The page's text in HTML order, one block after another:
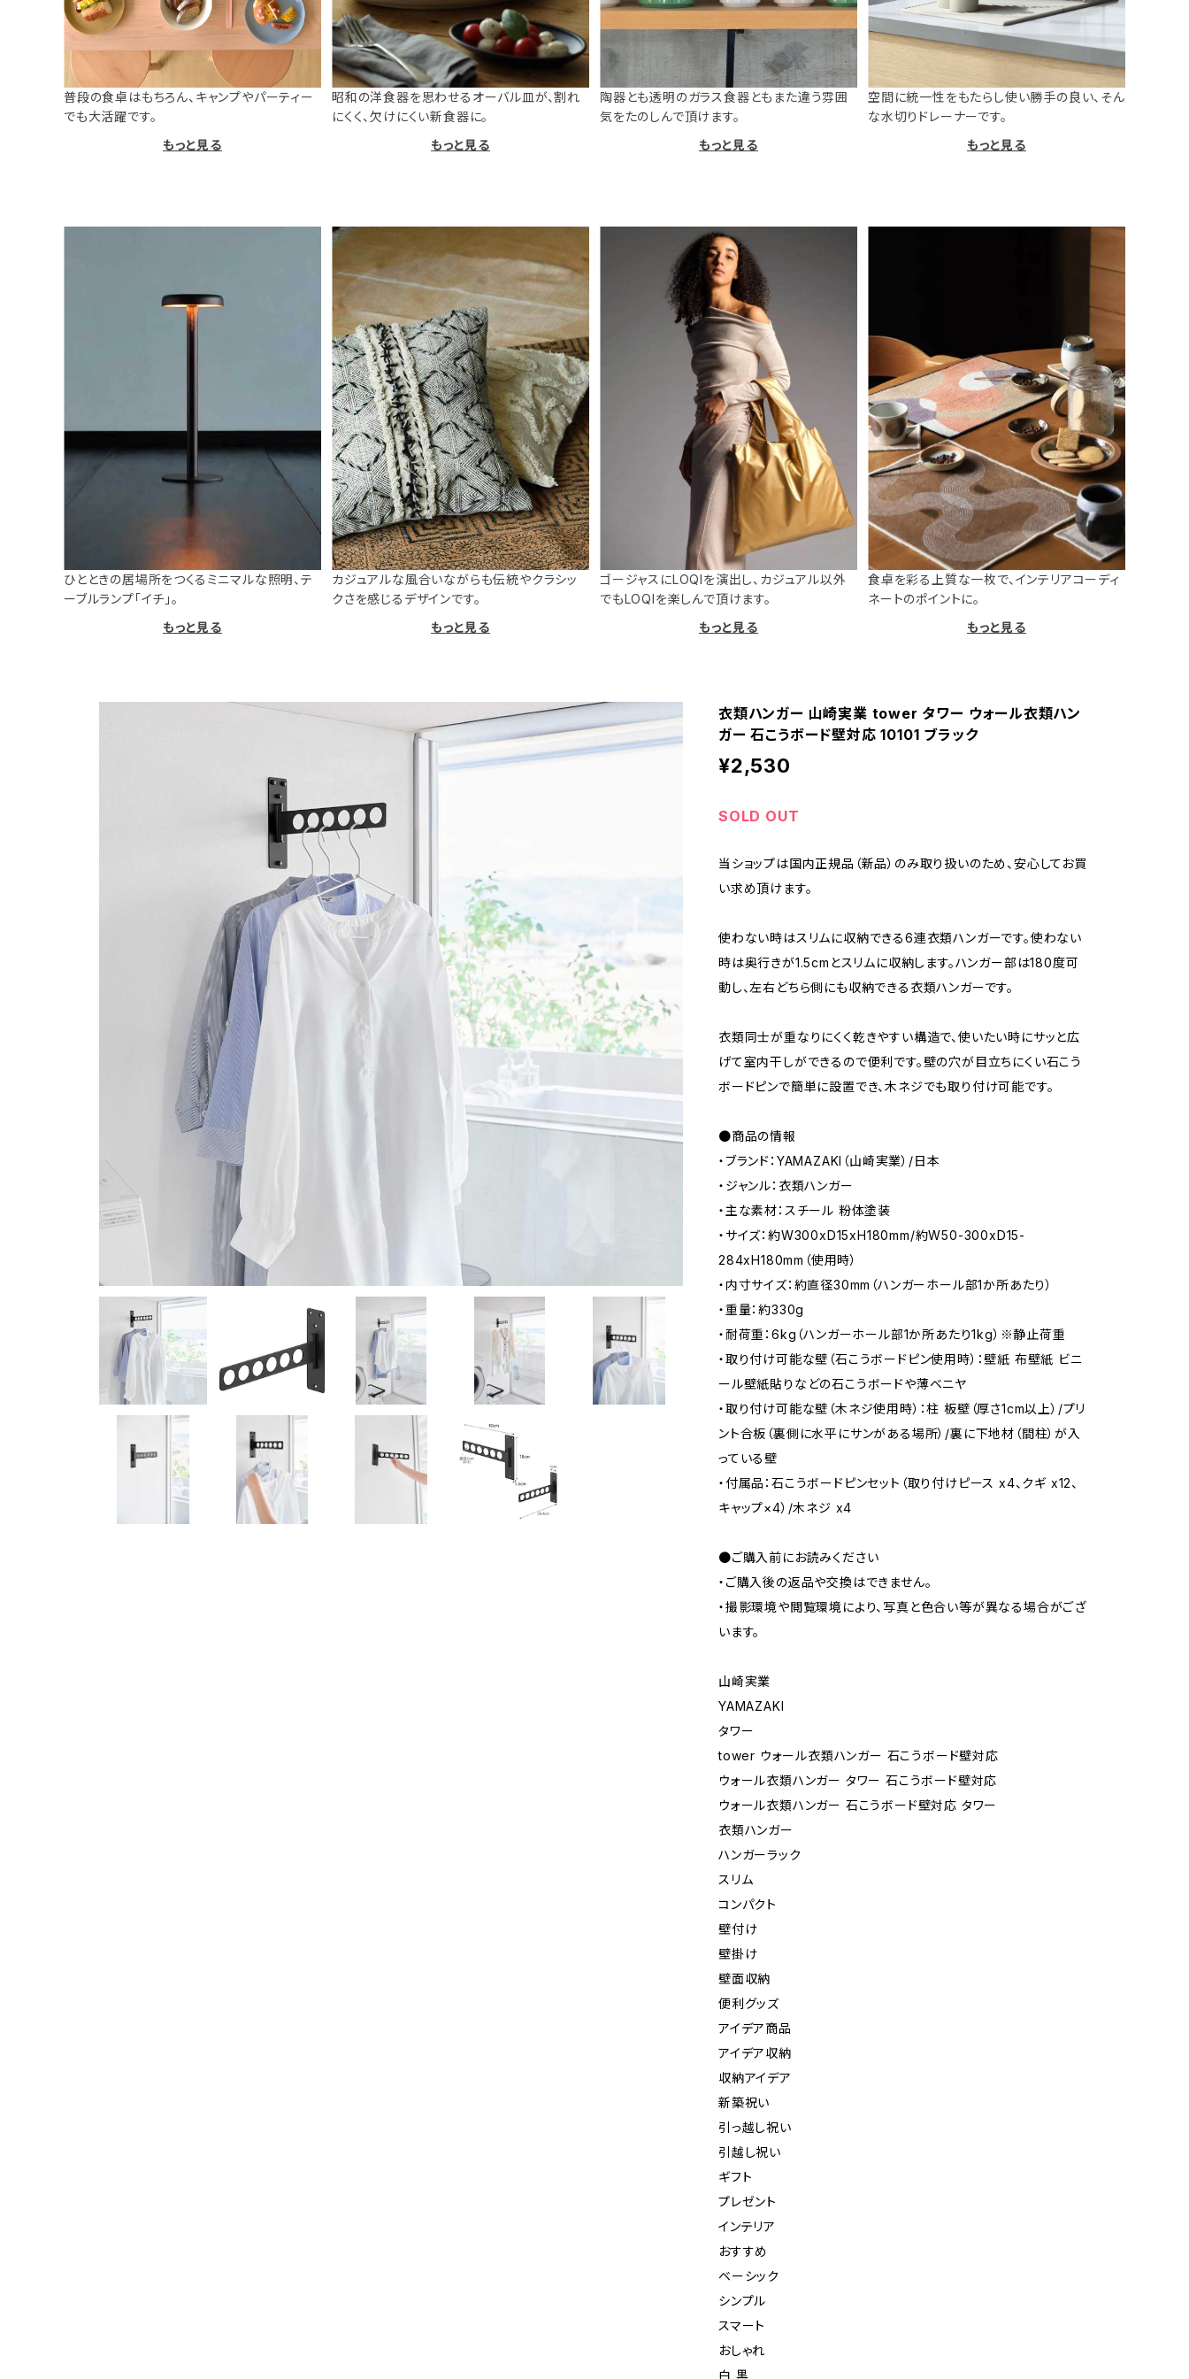
普段の食卓はもちろん、キャンプやパーティー
でも大活躍です。
もっと見る
昭和の洋食器を思わせるオーバル皿が、割れ
にくく、欠けにくい新食器に。
もっと見る
陶器とも透明のガラス食器ともまた違う雰囲
気をたのしんで頂けます。
もっと見る
空間に統一性をもたらし使い勝手の良い、そん
な水切りドレーナーです。
もっと見る
ひとときの居場所をつくるミニマルな照明、テ
ーブルランプ「イチ」。
もっと見る
カジュアルな風合いながらも伝統やクラシッ
クさを感じるデザインです。
もっと見る
ゴージャスにLOQIを演出し、カジュアル以外
でもLOQIを楽しんで頂けます。
もっと見る
食卓を彩る上質な一枚で、インテリアコーディ
ネートのポイントに。
もっと見る
衣類ハンガー 山崎実業 tower タワー ウォール衣類ハン
ガー 石こうボード壁対応 10101 ブラック
¥2,530
SOLD OUT
当ショップは国内正規品（新品）のみ取り扱いのため、安心してお買
い求め頂けます。
使わない時はスリムに収納できる6連衣類ハンガーです。使わない
時は奥行きが1.5cmとスリムに収納します。ハンガー部は180度可
動し、左右どちら側にも収納できる衣類ハンガーです。
衣類同士が重なりにくく乾きやすい構造で、使いたい時にサッと広
げて室内干しができるので便利です。壁の穴が目立ちにくい石こう
ボードピンで簡単に設置でき、木ネジでも取り付け可能です。
●商品の情報
・ブランド：YAMAZAKI（山崎実業）/日本
・ジャンル：衣類ハンガー
・主な素材：スチール 粉体塗装
・サイズ：約W300xD15xH180mm/約W50-300xD15-
284xH180mm（使用時）
・内寸サイズ：約直径30mm（ハンガーホール部1か所あたり）
・重量：約330g
・耐荷重：6kg（ハンガーホール部1か所あたり1kg）※静止荷重
・取り付け可能な壁（石こうボードピン使用時）：壁紙 布壁紙 ビニ
ール壁紙貼りなどの石こうボードや薄ベニヤ
・取り付け可能な壁（木ネジ使用時）：柱 板壁（厚さ1cm以上）/プリ
ント合板（裏側に水平にサンがある場所）/裏に下地材（間柱）が入
っている壁
・付属品：石こうボードピンセット（取り付けピース x4、クギ x12、
キャップ×4）/木ネジ x4
●ご購入前にお読みください
・ご購入後の返品や交換はできません。
・撮影環境や閲覧環境により、写真と色合い等が異なる場合がござ
います。
山崎実業
YAMAZAKI
タワー
tower ウォール衣類ハンガー 石こうボード壁対応
ウォール衣類ハンガー タワー 石こうボード壁対応
ウォール衣類ハンガー 石こうボード壁対応 タワー
衣類ハンガー
ハンガーラック
スリム
コンパクト
壁付け
壁掛け
壁面収納
便利グッズ
アイデア商品
アイデア収納
収納アイデア
新築祝い
引っ越し祝い
引越し祝い
ギフト
プレゼント
インテリア
おすすめ
ベーシック
シンプル
スマート
おしゃれ
白 黒